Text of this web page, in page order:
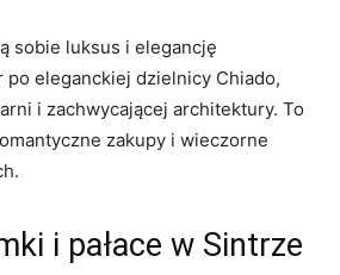
sobie luksus i elegancję
po eleganckiej dzielnicy Chiado,
i zachwycającej architektury. To
zakupy i wieczorne
i pałace w Sintrze